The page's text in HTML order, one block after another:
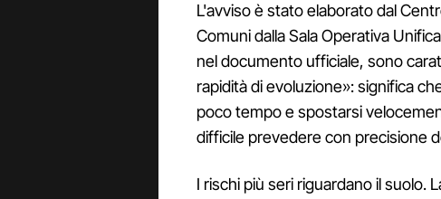
L'avviso è stato elaborato dal
Comuni dalla Sala Operativa
nel documento ufficiale, sono
rapidità di evoluzione»: significa
poco tempo e spostarsi
difficile prevedere con precisione
I rischi più seri riguardano il suolo.